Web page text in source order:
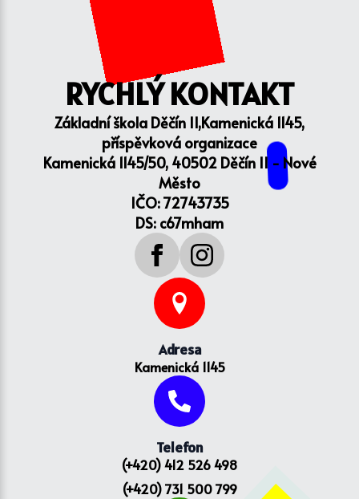
RYCHLÝ KONTAKT
Základní škola Děčín II,Kamenická 1145,
příspěvková organizace
Kamenická 1145/50, 40502 Děčín II - Nové
Město
IČO: 72743735
DS: c67mham
Adresa
Kamenická 1145
Telefon
(+420) 412 526 498
(+420) 731 500 799